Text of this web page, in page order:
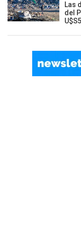
Las
del